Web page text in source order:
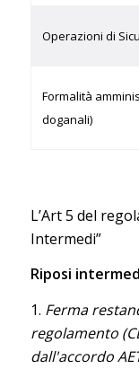
Operazioni di
Formalità
doganali)
L’Art 5 del
Intermedi”
Riposi
1. Ferma
regolamento
dall'accordo